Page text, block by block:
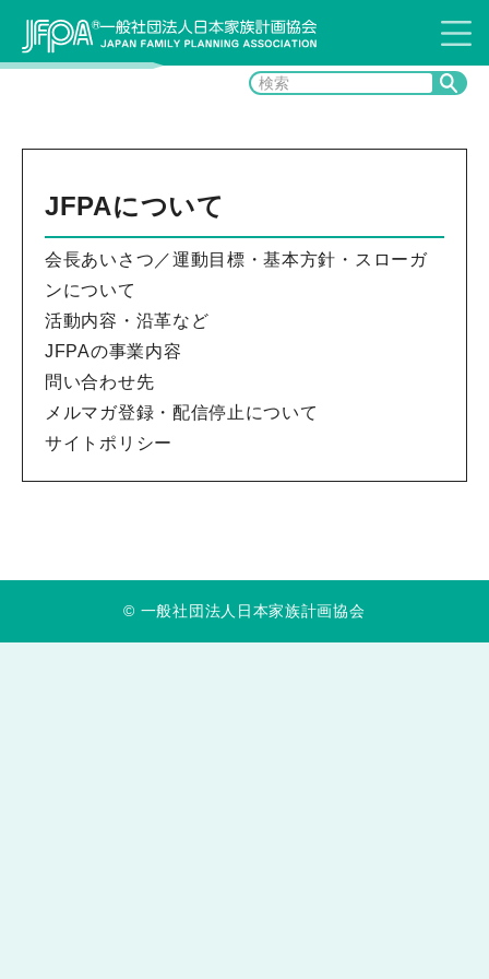
JFPAについて
会長あいさつ／運動目標・基本方針・スローガ
ンについて
活動内容・沿革など
JFPAの事業内容
問い合わせ先
メルマガ登録・配信停止について
サイトポリシー
© 一般社団法人日本家族計画協会